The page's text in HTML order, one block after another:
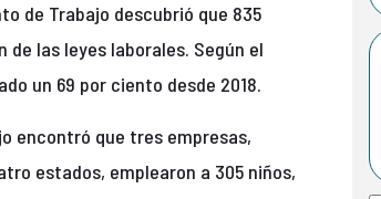
de Trabajo descubrió que 835
de las leyes laborales. Según el
un 69 por ciento desde 2018.
encontró que tres empresas,
estados, emplearon a 305 niños,